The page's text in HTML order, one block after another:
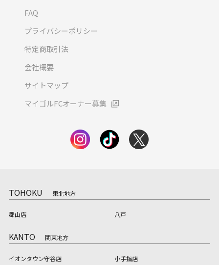
FAQ
プライバシーポリシー
特定商取引法
会社概要
サイトマップ
マイゴルFCオーナー募集
TOHOKU 東北地方
郡山店 八戸
KANTO 関東地方
イオンタウン守谷店 小手指店